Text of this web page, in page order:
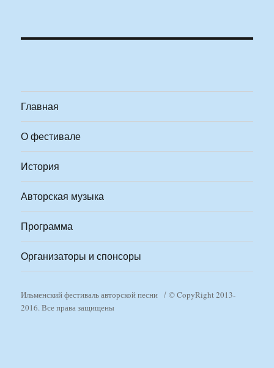
Главная
О фестивале
История
Авторская музыка
Программа
Организаторы и спонсоры
Ильменский фестиваль авторской песни
© CopyRight 2013-
2016. Все права защищены